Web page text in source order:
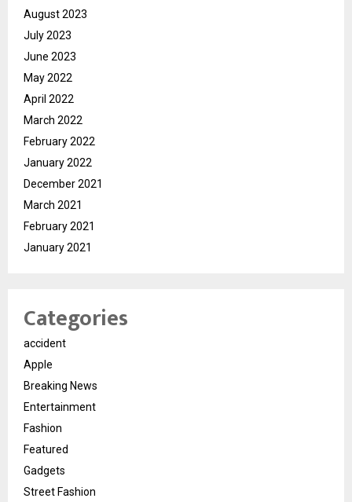
August 2023
July 2023
June 2023
May 2022
April 2022
March 2022
February 2022
January 2022
December 2021
March 2021
February 2021
January 2021
Categories
accident
Apple
Breaking News
Entertainment
Fashion
Featured
Gadgets
Street Fashion